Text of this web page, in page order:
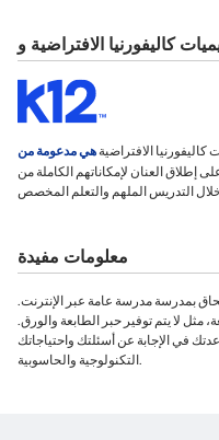
كاليفورنيا الافتراضية هي مدعومة من K12، وهي شركة رائدة في التعليم عبر
إطلاق العنان لإمكاناتهم الكاملة من
معلومات مفيدة
بمدرسة مدرسة عامة عبر الإنترنت.
مثل لا يتم توفير حبر الطابعة والورق.
في الإجابة عن أسئلتك واحتياجاتك
التكنولوجية والحاسوبية.